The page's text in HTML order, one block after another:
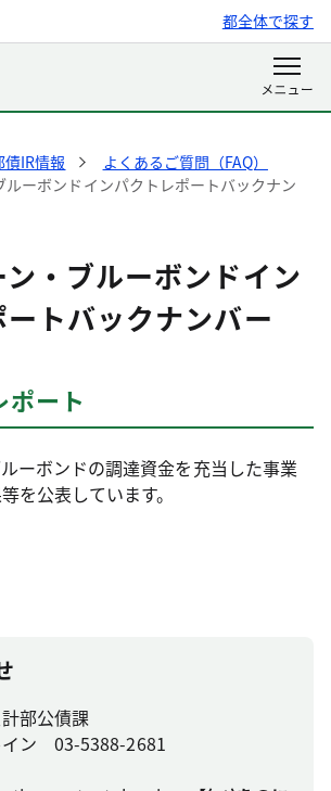
都全体で探す
債IR情報
よくあるご質問（FAQ）
ルーボンドインパクトレポートバックナン
・ブルーボンドイン
トバックナンバー
ポート
ーボンドの調達資金を充当した事業
を公表しています。
部公債課
ン 03-5388-2681